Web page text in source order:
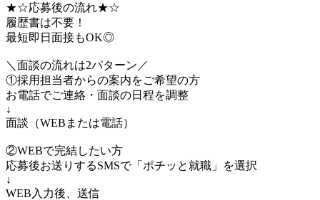
★☆応募後の流れ★☆
履歴書は不要！
最短即日面接もOK◎
＼面談の流れは2パターン／
①採用担当者からの案内をご希望の方
お電話でご連絡・面談の日程を調整
↓
面談（WEBまたは電話）
②WEBで完結したい方
応募後お送りするSMSで「ポチッと就職」を選択
↓
WEB入力後、送信